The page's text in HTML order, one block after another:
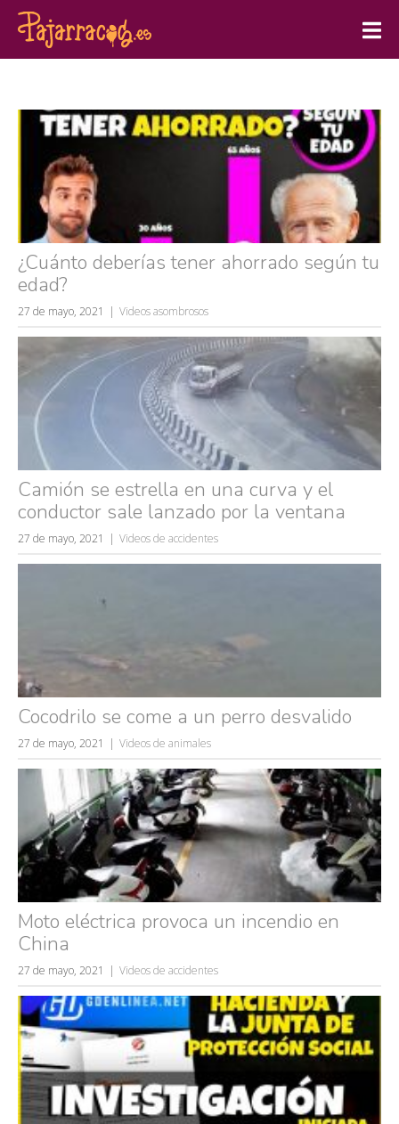
¿Cuánto deberías tener ahorrado según tu
edad?
27 de mayo, 2021 Videos asombrosos
Camión se estrella en una curva y el
conductor sale lanzado por la ventana
27 de mayo, 2021 Videos de accidentes
Cocodrilo se come a un perro desvalido
27 de mayo, 2021 Videos de animales
Moto eléctrica provoca un incendio en
China
27 de mayo, 2021 Videos de accidentes